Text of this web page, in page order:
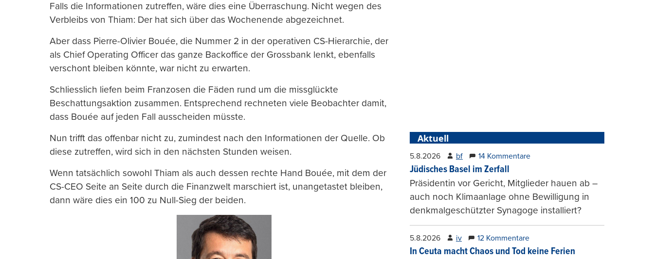
Falls die Informationen zutreffen, wäre dies eine Überraschung. Nicht wegen des
Verbleibs von Thiam: Der hat sich über das Wochenende abgezeichnet.
Aber dass Pierre-Olivier Bouée, die Nummer 2 in der operativen CS-Hierarchie, der
als Chief Operating Officer das ganze Backoffice der Grossbank lenkt, ebenfalls
verschont bleiben könnte, war nicht zu erwarten.
Schliesslich liefen beim Franzosen die Fäden rund um die missglückte
Beschattungsaktion zusammen. Entsprechend rechneten viele Beobachter damit,
dass Bouée auf jeden Fall ausscheiden müsste.
Nun trifft das offenbar nicht zu, zumindest nach den Informationen der Quelle. Ob
diese zutreffen, wird sich in den nächsten Stunden weisen.
Wenn tatsächlich sowohl Thiam als auch dessen rechte Hand Bouée, mit dem der
CS-CEO Seite an Seite durch die Finanzwelt marschiert ist, unangetastet bleiben,
dann wäre dies ein 100 zu Null-Sieg der beiden.
Aktuell
5.8.2026 bf 14 Kommentare
Jüdisches Basel im Zerfall
Präsidentin vor Gericht, Mitglieder hauen ab –
auch noch Klimaanlage ohne Bewilligung in
denkmalgeschützter Synagoge installiert?
5.8.2026 iv 12 Kommentare
In Ceuta macht Chaos und Tod keine Ferien